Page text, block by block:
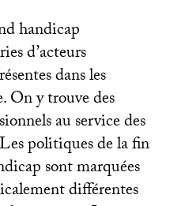
handicap
d’acteurs
dans les
On y trouve des
au service des
politiques de la fin
sont marquées
différentes